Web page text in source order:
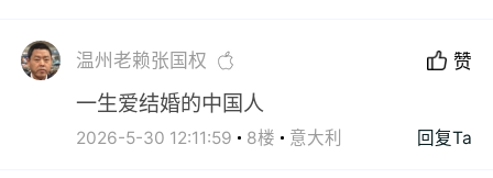
温州老赖张国权 赞
一生爱结婚的中国人
2026-5-30 12:11:59 8楼 意大利 回复Ta